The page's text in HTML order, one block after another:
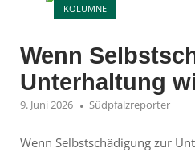
Alkohol-
und
Drogenverdacht"
KOLUMNE
Wenn
Unterhaltung
9. Juni 2026 Südpfalzreporter
Wenn Selbstschädigung zur